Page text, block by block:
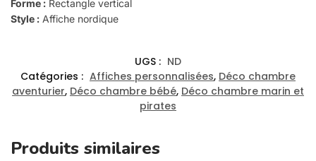
Forme : Rectangle vertical
Style : Affiche nordique
UGS : ND
Catégories : Affiches personnalisées, Déco chambre
aventurier, Déco chambre bébé, Déco chambre marin et
pirates
Produits similaires